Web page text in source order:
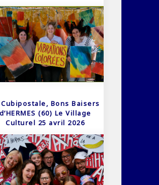
Cubipostale, Bons Baisers
d’HERMES (60) Le Village
Culturel 25 avril 2026